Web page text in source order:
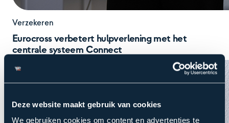
Deze website maakt gebruik van cookies
We gebruiken cookies om content en advertenties te
Verzekeren
Eurocross verbetert hulpverlening met het
centrale systeem Connect